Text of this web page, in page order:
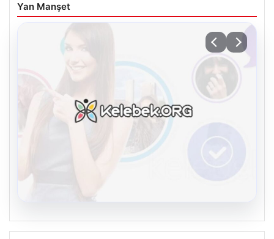
Yan Manşet
Kelebek.Org İle Sanal İletişimin Seviyeli